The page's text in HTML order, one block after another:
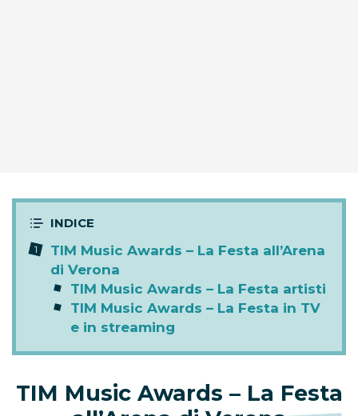
TIM Music Awards – La Festa all’Arena
di Verona
TIM Music Awards – La Festa artisti
TIM Music Awards – La Festa in TV
e in streaming
TIM Music Awards – La Festa